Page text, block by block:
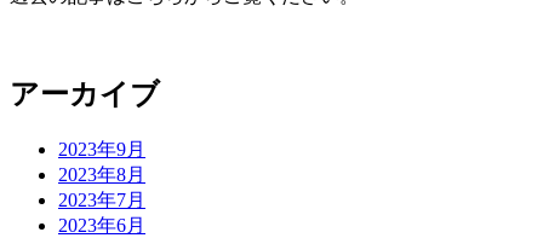
アーカイブ
2023年9月
2023年8月
2023年7月
2023年6月